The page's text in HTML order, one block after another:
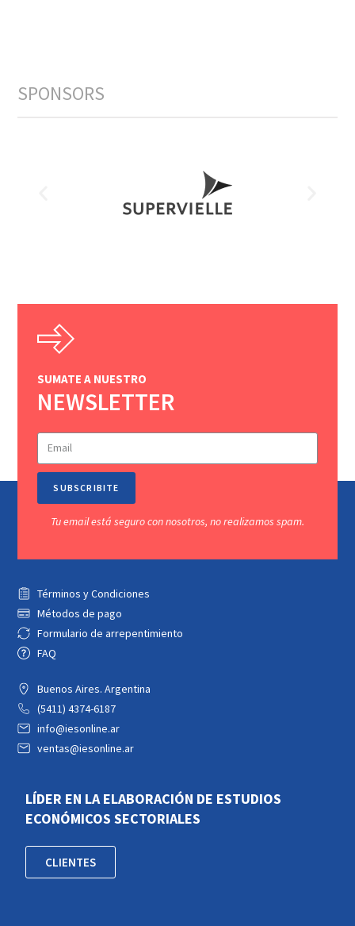
SPONSORS
SUMATE A NUESTRO
NEWSLETTER
SUBSCRIBITE
Tu email está seguro con nosotros, no realizamos spam.
Términos y Condiciones
Métodos de pago
Formulario de arrepentimiento
FAQ
Buenos Aires. Argentina
(5411) 4374-6187
info@iesonline.ar
ventas@iesonline.ar
LÍDER EN LA ELABORACIÓN DE ESTUDIOS
ECONÓMICOS SECTORIALES
CLIENTES